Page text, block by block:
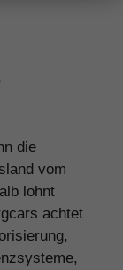
die
vom
lohnt
achtet